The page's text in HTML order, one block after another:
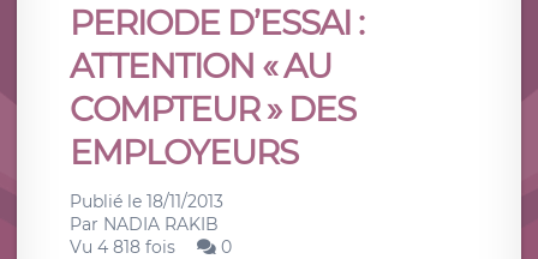
PERIODE D’ESSAI :
ATTENTION « AU
COMPTEUR » DES
EMPLOYEURS
Publié le 18/11/2013
Par NADIA RAKIB
Vu 4 818 fois
0